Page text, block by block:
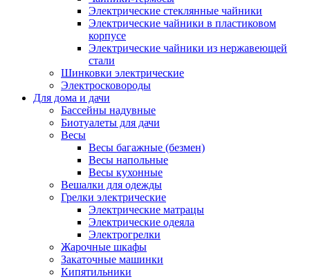
Электрические стеклянные чайники
Электрические чайники в пластиковом
корпусе
Электрические чайники из нержавеющей
стали
Шинковки электрические
Электросковороды
Для дома и дачи
Бассейны надувные
Биотуалеты для дачи
Весы
Весы багажные (безмен)
Весы напольные
Весы кухонные
Вешалки для одежды
Грелки электрические
Электрические матрацы
Электрические одеяла
Электрогрелки
Жарочные шкафы
Закаточные машинки
Кипятильники